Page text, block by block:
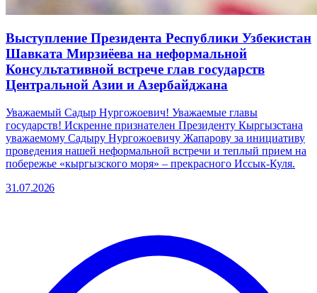
Выступление Президента Республики Узбекистан
Шавката Мирзиёева на неформальной
Консультативной встрече глав государств
Центральной Азии и Азербайджана
Уважаемый Садыр Нургожоевич! Уважаемые главы
государств! Искренне признателен Президенту Кыргызстана
уважаемому Садыру Нургожоевичу Жапарову за инициативу
проведения нашей неформальной встречи и теплый прием на
побережье «кыргызского моря» – прекрасного Иссык-Куля.
31.07.2026